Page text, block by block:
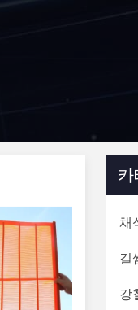
카
채
길
강